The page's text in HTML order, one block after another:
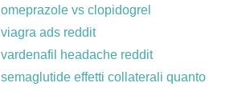
omeprazole vs clopidogrel
viagra ads reddit
vardenafil headache reddit
semaglutide effetti collaterali quanto